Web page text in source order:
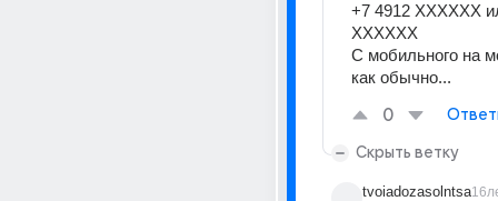
+7 4912 XXXXXX
XXXXXX
С мобильного на
как обычно...
0
Скрыть ветку
tvoiadozasolntsa